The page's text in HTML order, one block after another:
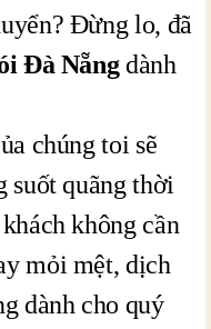
Đừng lo, đã
Đà Nẵngdành
chúng toi sẽ
suốt quãng thời
không cần
mỏi mệt, dịch
dành cho quý